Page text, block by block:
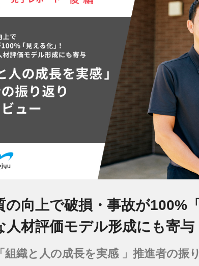
の向上で破損・事故が100%
人材評価モデル形成にも寄与
組織と人の成長を実感 」推進者の振